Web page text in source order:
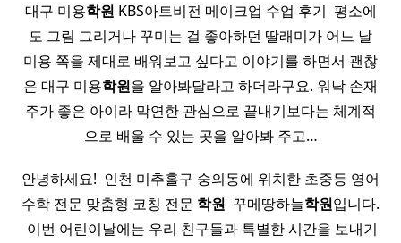
대구 미용학원 KBS아트비전 메이크업 수업 후기 ​ 평소에
도 그림 그리거나 꾸미는 걸 좋아하던 딸래미가 어느 날
미용 쪽을 제대로 배워보고 싶다고 이야기를 하면서 괜찮
은 대구 미용학원을 알아봐달라고 하더라구요. 워낙 손재
주가 좋은 아이라 막연한 관심으로 끝내기보다는 체계적
으로 배울 수 있는 곳을 알아봐 주고…
안녕하세요! ​ 인천 미추홀구 숭의동에 위치한 초중등 영어
수학 전문 맞춤형 코칭 전문 학원 ​ 꾸메땅하늘학원입니다.
​ 이번 어린이날에는 우리 친구들과 특별한 시간을 보내기